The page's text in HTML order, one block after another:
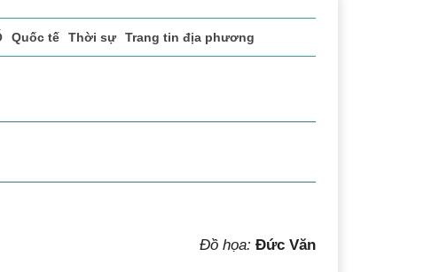
Quốc tế Thời sự Trang tin địa phương
Đồ họa: Đức Văn